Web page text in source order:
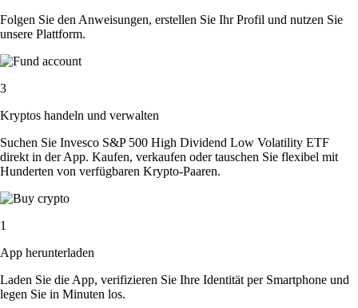
Folgen Sie den Anweisungen, erstellen Sie Ihr Profil und nutzen Sie
unsere Plattform.
3
Kryptos handeln und verwalten
Suchen Sie Invesco S&P 500 High Dividend Low Volatility ETF
direkt in der App. Kaufen, verkaufen oder tauschen Sie flexibel mit
Hunderten von verfügbaren Krypto-Paaren.
1
App herunterladen
Laden Sie die App, verifizieren Sie Ihre Identität per Smartphone und
legen Sie in Minuten los.